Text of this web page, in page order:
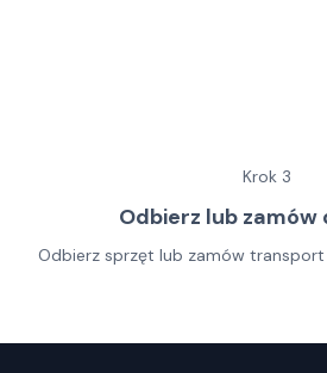
Krok 3
Odbierz lub
Odbierz sprzęt lub zamów